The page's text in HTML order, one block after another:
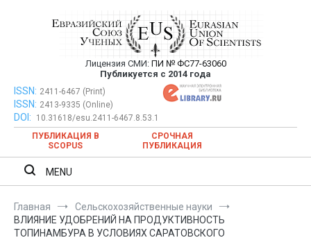
Евразийский Союз Ученых —
публикация научных статей в
ежемесячном научном журнале
Лицензия СМИ: ПИ № ФС77-63060
Публикуется с 2014 года
Евразийский Союз Ученых — публикация научных статей в
ежемесячном научном журнале
ISSN: 2411-6467 (Print)
ISSN: 2413-9335 (Online)
DOI:
10.31618/esu.2411-6467.8.53.1
ПУБЛИКАЦИЯ В
SCOPUS
СРОЧНАЯ
ПУБЛИКАЦИЯ
MENU
Главная
Сельскохозяйственные науки
ВЛИЯНИЕ УДОБРЕНИЙ НА ПРОДУКТИВНОСТЬ
ТОПИНАМБУРА В УСЛОВИЯХ САРАТОВСКОГО